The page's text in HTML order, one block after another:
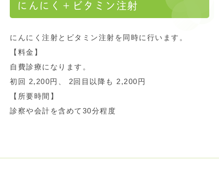
にんにく＋ビタミン注射
にんにく注射とビタミン注射を同時に行います。
【料金】
自費診療になります。
初回 2,200円、 2回目以降も 2,200円
【所要時間】
診察や会計を含めて30分程度